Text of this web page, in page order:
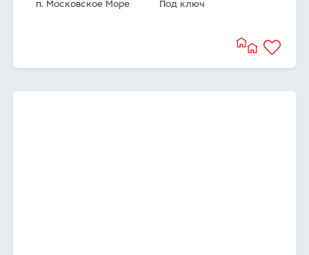
п. Московское Море Под ключ